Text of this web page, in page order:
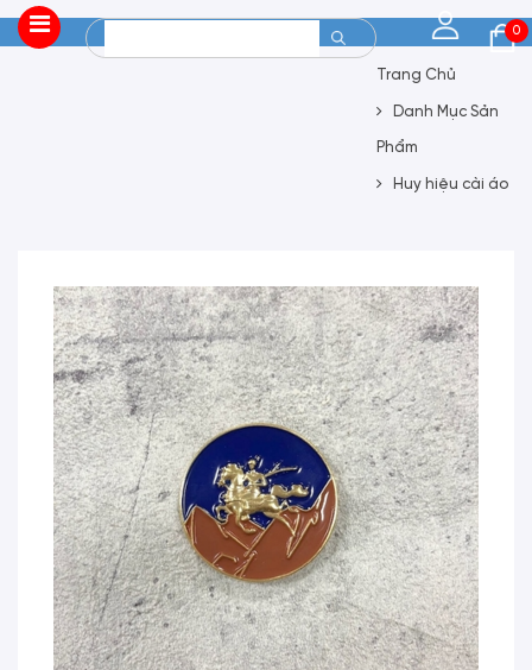
0
Trang Chủ
Danh Mục Sản
Phẩm
Huy hiệu cài áo